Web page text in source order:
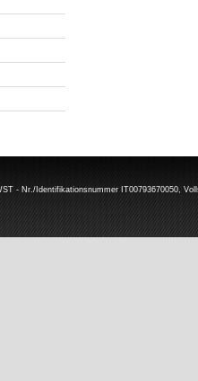
- Nr./Identifikationsnummer IT00793670050,